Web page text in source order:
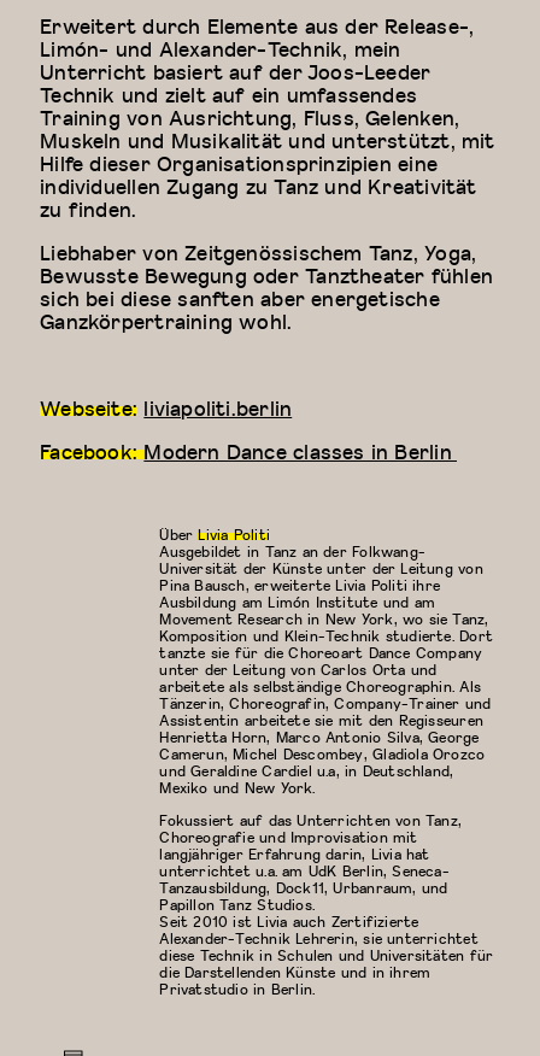
Erweitert durch Elemente aus der Release-,
Limón- und Alexander-Technik, mein
Unterricht basiert auf der Joos-Leeder
Technik und zielt auf ein umfassendes
Training von Ausrichtung, Fluss, Gelenken,
Muskeln und Musikalität und unterstützt, mit
Hilfe dieser Organisationsprinzipien eine
individuellen Zugang zu Tanz und Kreativität
zu finden.
Liebhaber von Zeitgenössischem Tanz, Yoga,
Bewusste Bewegung oder Tanztheater fühlen
sich bei diese sanften aber energetische
Ganzkörpertraining wohl.
Webseite: liviapoliti.berlin
Facebook:Modern Dance classes in Berlin
ÜberLivia Politi
Ausgebildet in Tanz an der Folkwang-
Universität der Künste unter der Leitung von
Pina Bausch, erweiterte Livia Politi ihre
Ausbildung am Limón Institute und am
Movement Research in New York, wo sie Tanz,
Komposition und Klein-Technik studierte. Dort
tanzte sie für die Choreoart Dance Company
unter der Leitung von Carlos Orta und
arbeitete als selbständige Choreographin. Als
Tänzerin, Choreografin, Company-Trainer und
Assistentin arbeitete sie mit den Regisseuren
Henrietta Horn, Marco Antonio Silva, George
Camerun, Michel Descombey, Gladiola Orozco
und Geraldine Cardiel u.a, in Deutschland,
Mexiko und New York.
Fokussiert auf das Unterrichten von Tanz,
Choreografie und Improvisation mit
langjähriger Erfahrung darin, Livia hat
unterrichtet u.a. am UdK Berlin, Seneca-
Tanzausbildung, Dock11, Urbanraum, und
Papillon Tanz Studios.
Seit 2010 ist Livia auch Zertifizierte
Alexander-Technik Lehrerin, sie unterrichtet
diese Technik in Schulen und Universitäten für
die Darstellenden Künste und in ihrem
Privatstudio in Berlin.